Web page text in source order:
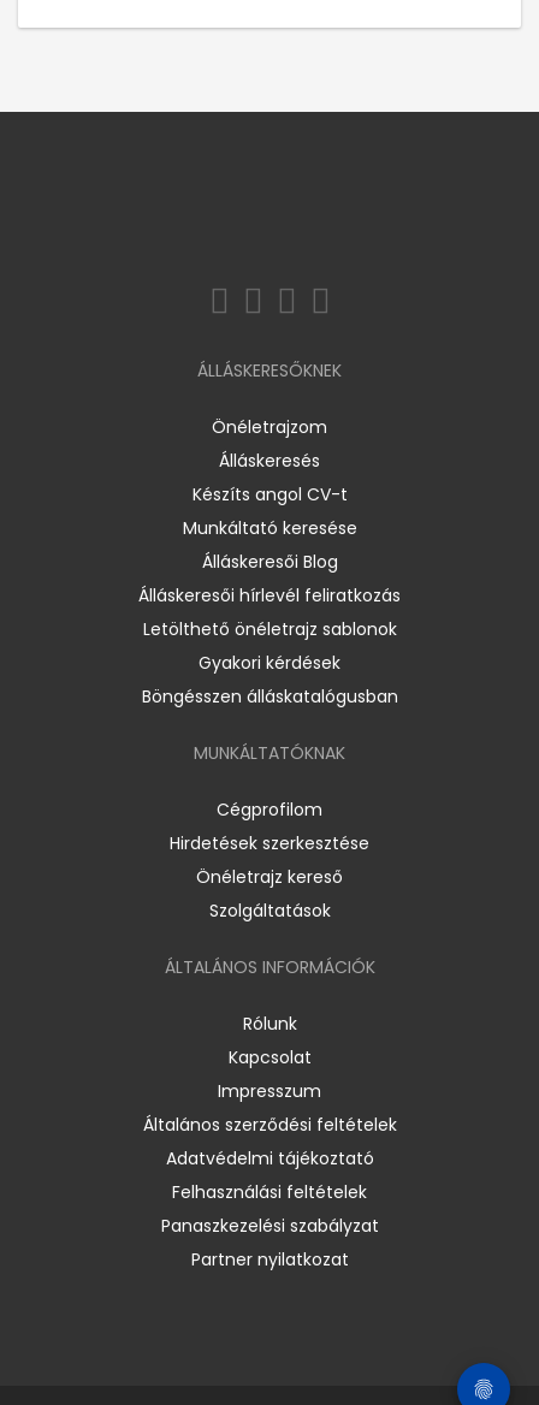
ÁLLÁSKERESŐKNEK
Önéletrajzom
Álláskeresés
Készíts angol CV-t
Munkáltató keresése
Álláskeresői Blog
Álláskeresői hírlevél feliratkozás
Letölthető önéletrajz sablonok
Gyakori kérdések
Böngésszen álláskatalógusban
MUNKÁLTATÓKNAK
Cégprofilom
Hirdetések szerkesztése
Önéletrajz kereső
Szolgáltatások
ÁLTALÁNOS INFORMÁCIÓK
Rólunk
Kapcsolat
Impresszum
Általános szerződési feltételek
Adatvédelmi tájékoztató
Felhasználási feltételek
Panaszkezelési szabályzat
Partner nyilatkozat